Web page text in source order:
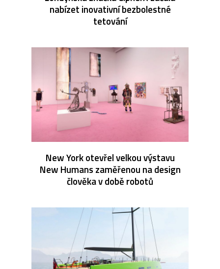
nabízet inovativní bezbolestné
tetování
New York otevřel velkou výstavu
New Humans zaměřenou na design
člověka v době robotů